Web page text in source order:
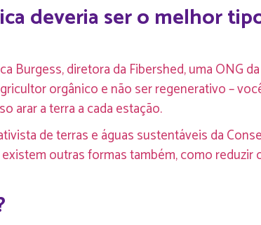
deveria ser o melhor
Burgess, diretora da Fibershed, uma ONG
orgânico e não ser regenerativo –
arar a terra a cada estação.
de terras e águas sustentáveis da
outras formas também, como reduzir